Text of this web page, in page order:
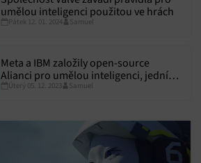
umělou inteligenci použitou ve hrách
Pátek 12. 01. 2024 Samuel
Meta a IBM založily open-source
Alianci pro umělou inteligenci, jedním
z cílů je bezpečný vývoj AI
Úterý 05. 12. 2023 Samuel